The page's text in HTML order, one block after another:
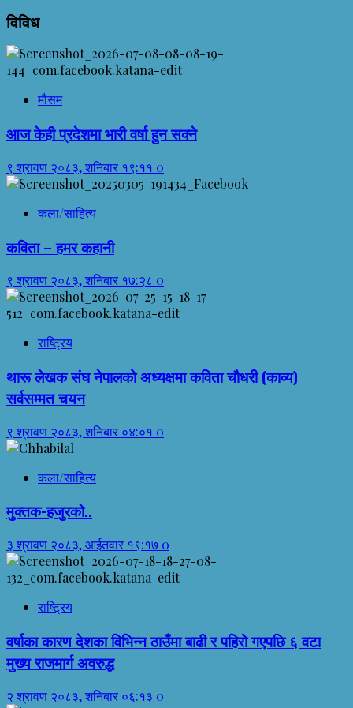
विविध
मौसम
आज केही प्रदेशमा भारी वर्षा हुन सक्ने
९ श्रावण २०८३, शनिबार १९:११ 0
कला/साहित्य
कविता – हमर कहानी
९ श्रावण २०८३, शनिबार १७:२८ 0
राष्ट्रिय
थारू लेखक संघ नेपालको अध्यक्षमा कविता चौधरी (काव्य)
सर्वसम्मत चयन
९ श्रावण २०८३, शनिबार ०४:०१ 0
कला/साहित्य
मुक्तक-हजुरको..
३ श्रावण २०८३, आईतवार १९:१७ 0
राष्ट्रिय
वर्षाका कारण देशका विभिन्न ठाउँमा बाढी र पहिरो गएपछि ६ वटा
मुख्य राजमार्ग अवरुद्ध
२ श्रावण २०८३, शनिबार ०६:१३ 0